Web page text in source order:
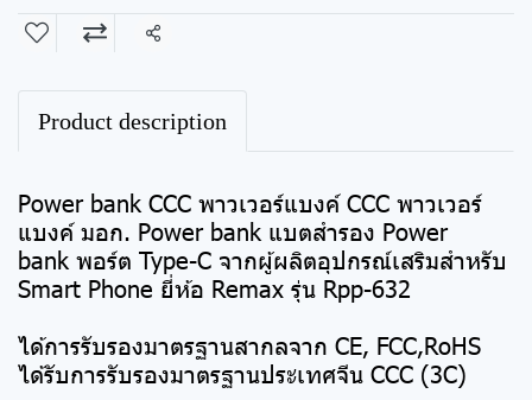
Share
Product description
Power bank CCC พาวเวอร์แบงค์ CCC พาวเวอร์
แบงค์ มอก. Power bank แบตสำรอง Power
bank พอร์ต Type-C จากผู้ผลิตอุปกรณ์เสริมสำหรับ
Smart Phone ยี่ห้อ Remax รุ่น Rpp-632
ได้การรับรองมาตรฐานสากลจาก CE, FCC,RoHS
ได้รับการรับรองมาตรฐานประเทศจีน CCC (3C)